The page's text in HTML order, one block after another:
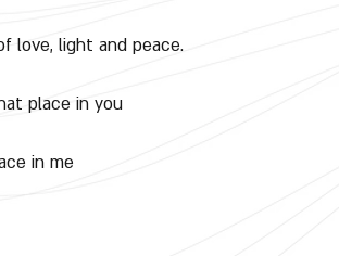
love, light and peace.
place in you
in me